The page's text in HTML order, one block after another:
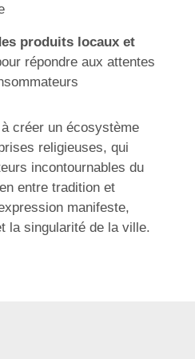
produits locaux et
répondre aux attentes
créer un écosystème
religieuses, qui
incontournables du
entre tradition et
manifeste,
la singularité de la ville.